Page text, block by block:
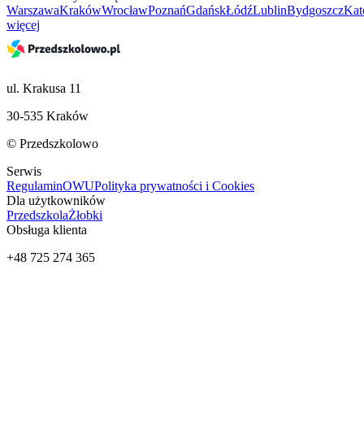
WarszawaKrakówWrocławPoznańGdańskŁódźLublinBydgoszcz
więcej
ul. Krakusa 11
30-535 Kraków
© Przedszkolowo
Serwis
RegulaminOWUPolityka prywatności i Cookies
Dla użytkowników
PrzedszkolaŻłobki
Obsługa klienta
+48 725 274 365